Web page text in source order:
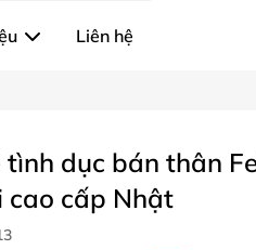
Liên hệ
tình dục bán thân
cao cấp Nhật